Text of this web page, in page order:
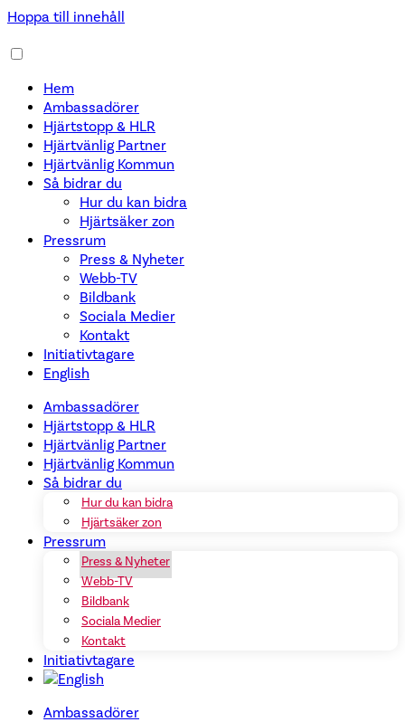
Hoppa till innehåll
Hem
Ambassadörer
Hjärtstopp & HLR
Hjärtvänlig Partner
Hjärtvänlig Kommun
Så bidrar du
Hur du kan bidra
Hjärtsäker zon
Pressrum
Press & Nyheter
Webb-TV
Bildbank
Sociala Medier
Kontakt
Initiativtagare
English
Ambassadörer
Hjärtstopp & HLR
Hjärtvänlig Partner
Hjärtvänlig Kommun
Så bidrar du
Hur du kan bidra
Hjärtsäker zon
Pressrum
Press & Nyheter
Webb-TV
Bildbank
Sociala Medier
Kontakt
Initiativtagare
Ambassadörer